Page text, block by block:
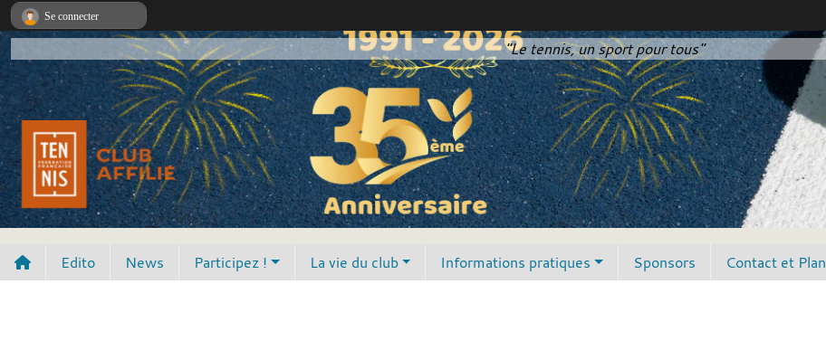
"Le tennis, un sport pour tous"
Edito News Participez ! La vie du club Informations pratiques Sponsors Contact et Plan
Se connecter
Panneau de gestion des cookies